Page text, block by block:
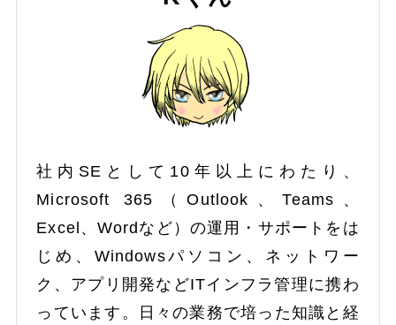
社内SEとして10年以上にわたり、
Microsoft 365（Outlook、Teams、
Excel、Wordなど）の運用・サポートをは
じめ、Windowsパソコン、ネットワー
ク、アプリ開発などITインフラ管理に携わ
っています。日々の業務で培った知識と経